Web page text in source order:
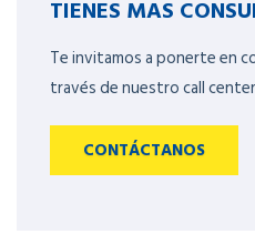
TIENES MAS
Te invitamos a ponerte en
través de nuestro call
CONTÁCTANOS